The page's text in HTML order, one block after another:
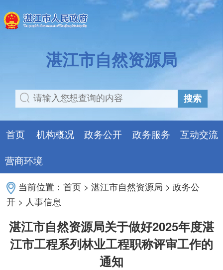
湛江市自然资源局
搜索
首页 机构概况 政务公开 政务服务
互动交流
营商环境
当前位置：首页 >湛江市自然资源局 >政务公
开 > 人事信息
湛江市自然资源局关于做好2025年度湛
江市工程系列林业工程职称评审工作的
通知